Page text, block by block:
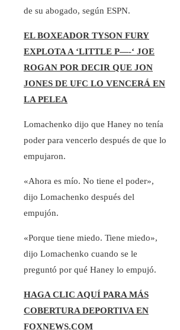
de su abogado, según ESPN.
EL BOXEADOR TYSON FURY
EXPLOTA A ‘LITTLE P—-‘ JOE
ROGAN POR DECIR QUE JON
JONES DE UFC LO VENCERÁ EN
LA PELEA
Lomachenko dijo que Haney no tenía
poder para vencerlo después de que lo
empujaron.
«Ahora es mío. No tiene el poder»,
dijo Lomachenko después del
empujón.
«Porque tiene miedo. Tiene miedo»,
dijo Lomachenko cuando se le
preguntó por qué Haney lo empujó.
HAGA CLIC AQUÍ PARA MÁS
COBERTURA DEPORTIVA EN
FOXNEWS.COM